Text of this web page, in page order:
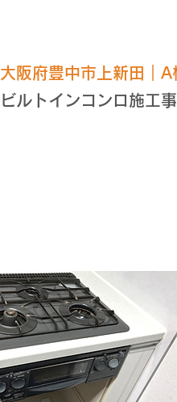
大阪府豊中市上新田｜A
ビルトインコンロ施工